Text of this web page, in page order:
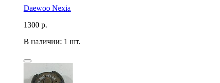
Daewoo Nexia
1300 р.
В наличии: 1 шт.